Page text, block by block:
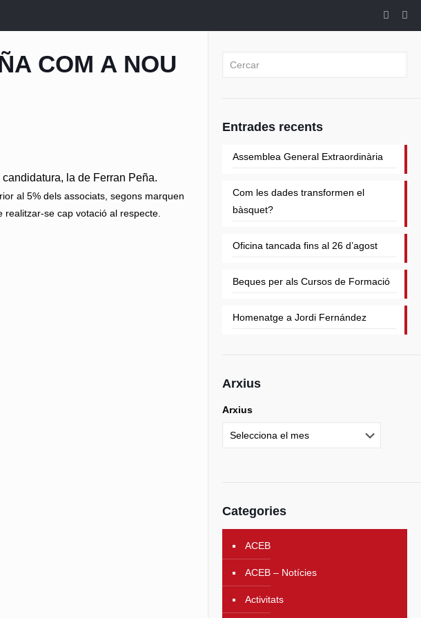
COM A NOU
la de Ferran Peña.
al 5% dels associats, segons marquen
realitzar-se cap votació al respecte.
Entrades recents
Assemblea General Extraordinària
Com les dades transformen el
bàsquet?
Oficina tancada fins al 26 d’agost
Beques per als Cursos de Formació
Homenatge a Jordi Fernández
Arxius
Arxius
Categories
ACEB
ACEB – Notícies
Activitats